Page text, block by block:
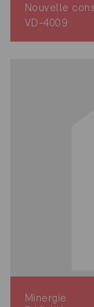
Nouvelle
VD-4009
Minergie